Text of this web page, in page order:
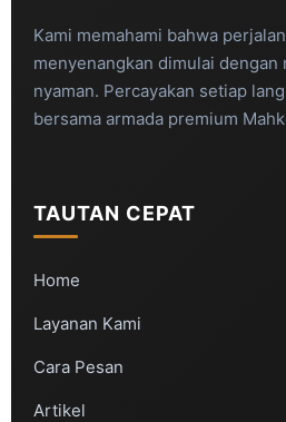
Kami memahami bahwa
menyenangkan dimulai dengan
nyaman. Percayakan setiap
bersama armada premium
TAUTAN CEPAT
Home
Layanan Kami
Cara Pesan
Artikel